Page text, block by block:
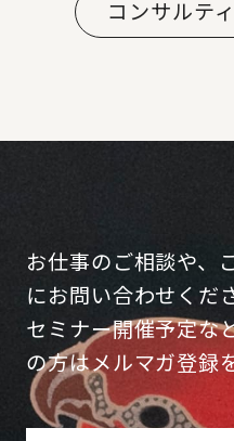
コンサルテ
お仕事のご相談や、
にお問い合わせくだ
セミナー開催予定な
の方はメルマガ登録